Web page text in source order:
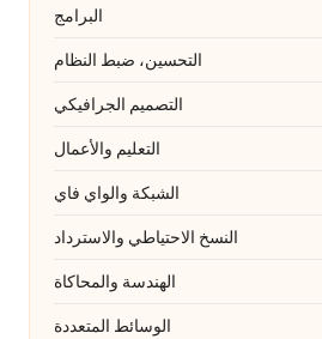
البرامج
التحسين، ضبط النظام
التصميم الجرافيكي
التعليم والأعمال
الشبكة والواي فاي
النسخ الاحتياطي والاسترداد
الهندسة والمحاكاة
الوسائط المتعددة